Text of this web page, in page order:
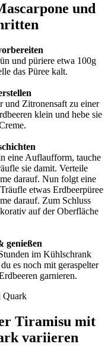
und
und püriere etwa 100g
das Püree kalt.
und Zitronensaft zu einer
klein und hebe sie
eine Auflaufform, tauche
sie damit. Verteile
darauf. Nun folgt eine
etwas Erdbeerpüree
darauf. Zum Schluss
auf der Oberfläche
genießen
im Kühlschrank
es noch mit geraspelter
garnieren.
Tiramisu mit
variieren